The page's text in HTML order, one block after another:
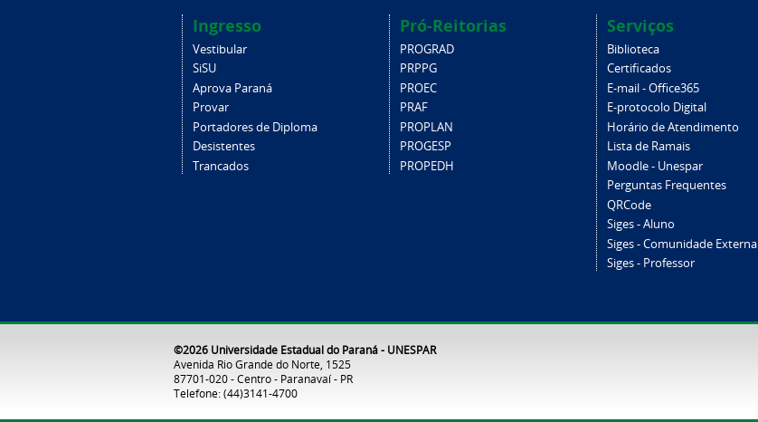
Ingresso
Vestibular
SiSU
Aprova Paraná
Provar
Portadores de Diploma
Desistentes
Trancados
Pró-Reitorias
PROGRAD
PRPPG
PROEC
PRAF
PROPLAN
PROGESP
PROPEDH
Serviços
Biblioteca
Certificados
E-mail - Office365
E-protocolo Digital
Horário de Atendimento
Lista de Ramais
Moodle - Unespar
Perguntas Frequentes
QRCode
Siges - Aluno
Siges - Comunidade Externa
Siges - Professor
©2026 Universidade Estadual do Paraná - UNESPAR
Avenida Rio Grande do Norte, 1525
87701-020 - Centro - Paranavaí - PR
Telefone: (44)3141-4700